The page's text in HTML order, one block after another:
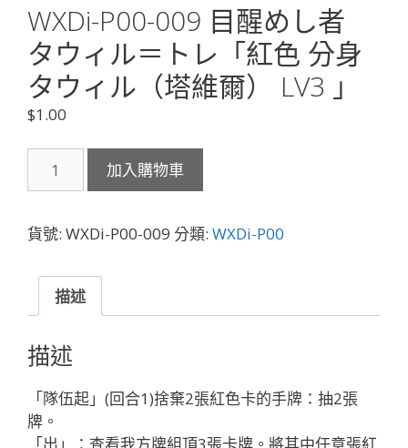
WXDi-P00-009 目醒めし者
タウィル＝トレ「紅色 分身
タウィル（塔維爾） LV3 」
$1.00
P00-
目
め
者
タ
ウ
ィ
ル
＝
加入購物車
貨號: WXDi-P00-009 分類: WXDi-P00
描述
描述
「隊伍起」(回合1)捨棄2張紅色卡的手牌：抽2張
牌。
「出」：查看我方牌組頂3張卡牌。將其中任意張紅